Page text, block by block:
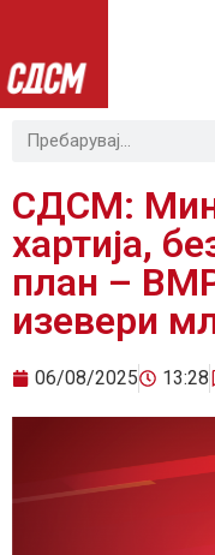
СДСМ:
хартија,
план –
изевери
06/08/2025 13:28